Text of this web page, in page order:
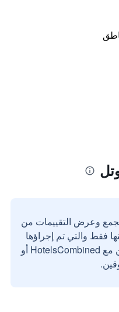
وعرض التقييمات من
فقط والتي تم إجراؤها
بواسطة مستخدمين حقيقيين مع HotelsCombined أو